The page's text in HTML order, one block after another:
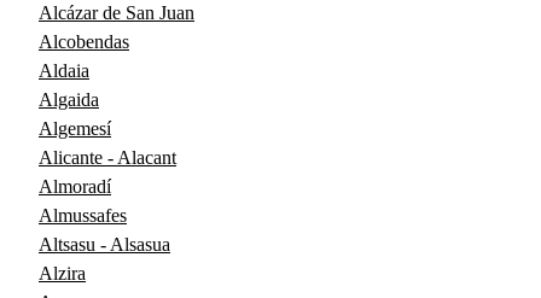
Alcázar de San Juan
Alcobendas
Aldaia
Algaida
Algemesí
Alicante - Alacant
Almoradí
Almussafes
Altsasu - Alsasua
Alzira